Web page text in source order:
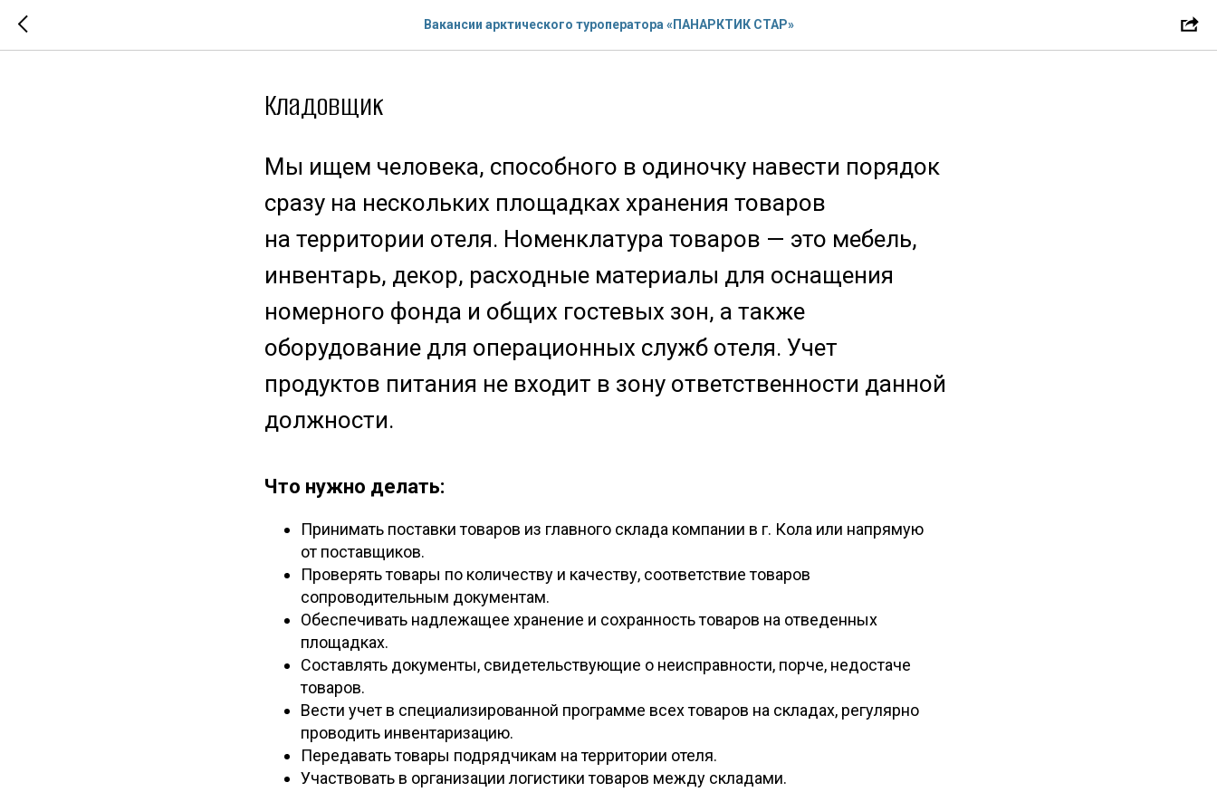
Вакансии арктического туроператора «ПАНАРКТИК СТАР»
Кладовщик
Мы ищем человека, способного в одиночку навести порядок
сразу на нескольких площадках хранения товаров
на территории отеля. Номенклатура товаров — это мебель,
инвентарь, декор, расходные материалы для оснащения
номерного фонда и общих гостевых зон, а также
оборудование для операционных служб отеля. Учет
продуктов питания не входит в зону ответственности данной
должности.
Что нужно делать:
Принимать поставки товаров из главного склада компании в г. Кола или напрямую
от поставщиков.
Проверять товары по количеству и качеству, соответствие товаров
сопроводительным документам.
Обеспечивать надлежащее хранение и сохранность товаров на отведенных
площадках.
Составлять документы, свидетельствующие о неисправности, порче, недостаче
товаров.
Вести учет в специализированной программе всех товаров на складах, регулярно
проводить инвентаризацию.
Передавать товары подрядчикам на территории отеля.
Участвовать в организации логистики товаров между складами.